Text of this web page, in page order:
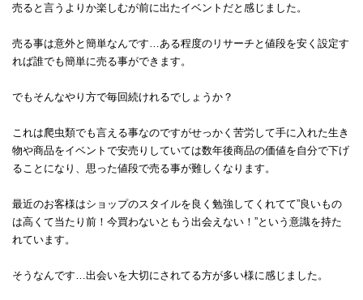
売ると言うよりか楽しむが前に出たイベントだと感じました。
売る事は意外と簡単なんです…ある程度のリサーチと値段を安く設定す
れば誰でも簡単に売る事ができます。
でもそんなやり方で毎回続けれるでしょうか？
これは爬虫類でも言える事なのですがせっかく苦労して手に入れた生き
物や商品をイベントで安売りしていては数年後商品の価値を自分で下げ
ることになり、思った値段で売る事が難しくなります。
最近のお客様はショップのスタイルを良く勉強してくれてて”良いもの
は高くて当たり前！今買わないともう出会えない！”という意識を持た
れています。
そうなんです…出会いを大切にされてる方が多い様に感じました。